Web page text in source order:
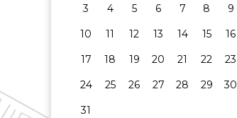
3
4 5 6 7 8
9
10
11 12 13 14 15
16
17
18 19 20 21 22
23
24
25 26 27 28 29
30
31